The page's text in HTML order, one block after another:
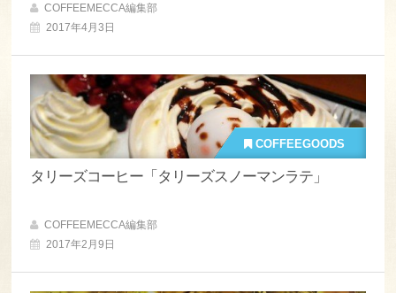
COFFEEMECCA編集部
2017年4月3日
COFFEEGOODS
タリーズコーヒー「タリーズスノーマンラテ」
COFFEEMECCA編集部
2017年2月9日